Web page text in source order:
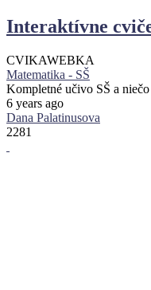
Interaktívne
CVIKAWEBKA
Matematika - SŠ
Kompletné učivo SŠ a
6 years ago
Dana Palatinusova
2281